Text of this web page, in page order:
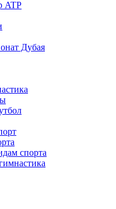
ATP
Дубая
спорта